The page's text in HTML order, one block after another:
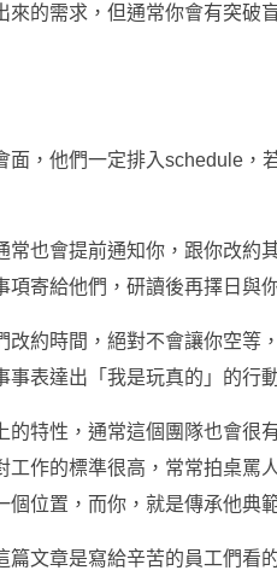
來的需求，但通常你會有突破
面，他們一定排入schedule，
常也會提前通知你，跟你改約
項寄給他們，研讀後再擇日與
改約時間，絕對不會讓你空等
事表達出「我是玩真的」的行
的特性，通常這個團隊也會很
工作的標準很高，常常拍桌罵
個位置，而你，就是傳承他典
篇文章是寫給辛苦的員工們看